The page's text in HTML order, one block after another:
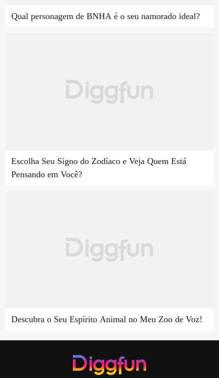
Qual personagem de BNHA é o seu namorado ideal?
Escolha Seu Signo do Zodíaco e Veja Quem Está
Pensando em Você?
Descubra o Seu Espírito Animal no Meu Zoo de Voz!